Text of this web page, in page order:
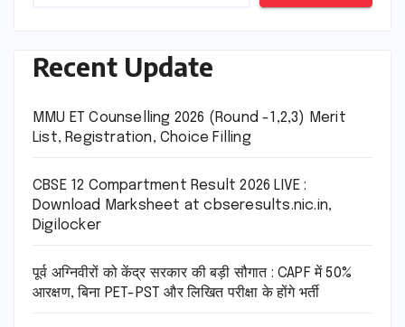
Recent Update
MMU ET Counselling 2026 (Round -1,2,3) Merit
List, Registration, Choice Filling
CBSE 12 Compartment Result 2026 LIVE :
Download Marksheet at cbseresults.nic.in,
Digilocker
पूर्व अग्निवीरों को केंद्र सरकार की बड़ी सौगात : CAPF में 50%
आरक्षण, बिना PET-PST और लिखित परीक्षा के होंगे भर्ती